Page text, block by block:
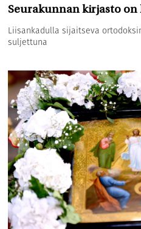
Seurakunnan kirjasto on
Liisankadulla sijaitseva
suljettuna